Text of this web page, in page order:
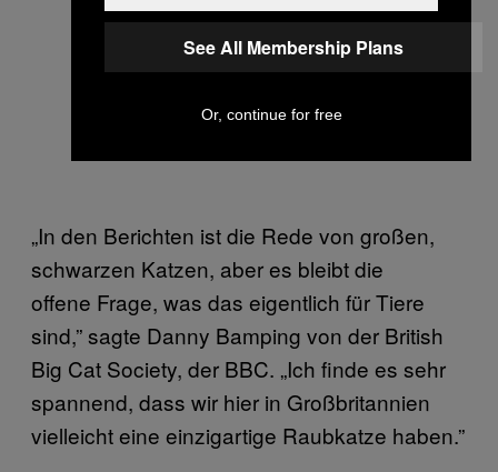
„In den Berichten ist die Rede von großen,
schwarzen Katzen, aber es bleibt die
offene Frage, was das eigentlich für Tiere
sind,” sagte Danny Bamping von der British
Big Cat Society, der BBC. „Ich finde es sehr
spannend, dass wir hier in Großbritannien
vielleicht eine einzigartige Raubkatze haben.”
See All Membership Plans
Or, continue for free